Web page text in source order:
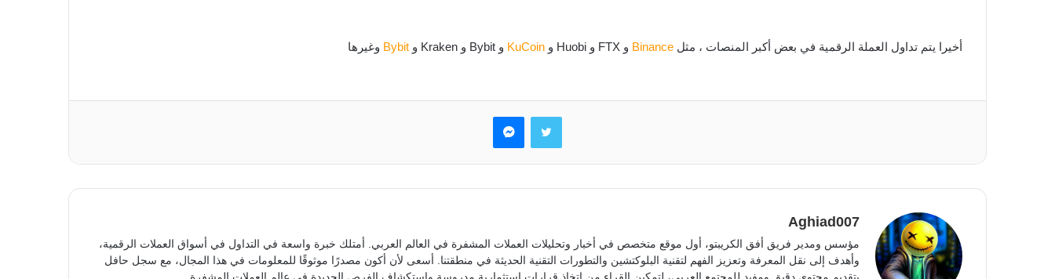
أخيرا يتم تداول العملة الرقمية في بعض أكبر المنصات ، مثل Binance و FTX و Huobi و KuCoin و Bybit و Kraken و Bybit وغيرها
تويتر ماسنجر
Aghiad007
مؤسس ومدير فريق أفق الكريبتو، أول موقع متخصص في أخبار وتحليلات العملات المشفرة في العالم العربي. أمتلك خبرة واسعة في التداول في أسواق العملات الرقمية،
وأهدف إلى نقل المعرفة وتعزيز الفهم لتقنية البلوكتشين والتطورات التقنية الحديثة في منطقتنا. أسعى لأن أكون مصدرًا موثوقًا للمعلومات في هذا المجال، مع سجل حافل
بتقديم محتوى دقيق ومفيد للمجتمع العربي، لتمكين القراء من اتخاذ قرارات استثمارية مدروسة واستكشاف الفرص الجديدة في عالم العملات المشفرة.